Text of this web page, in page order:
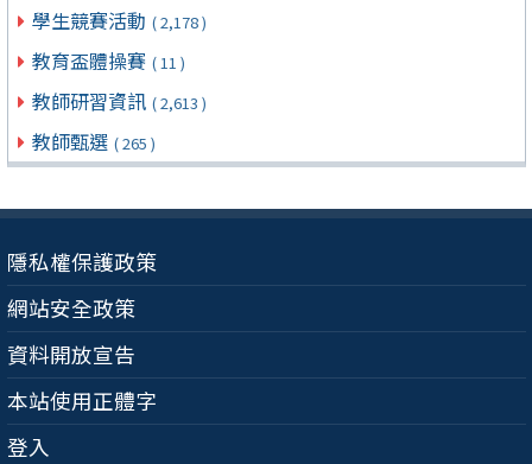
學生競賽活動 ( 2,178 )
教育盃體操賽 ( 11 )
教師研習資訊 ( 2,613 )
教師甄選 ( 265 )
隱私權保護政策
網站安全政策
資料開放宣告
本站使用正體字
登入